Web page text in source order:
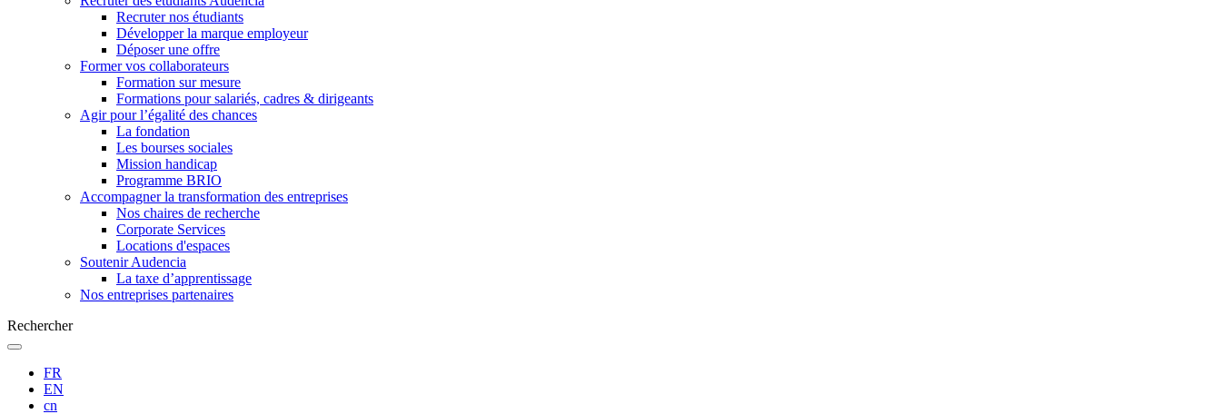
Recruter nos étudiants
Développer la marque employeur
Déposer une offre
Former vos collaborateurs
Formation sur mesure
Formations pour salariés, cadres & dirigeants
Agir pour l’égalité des chances
La fondation
Les bourses sociales
Mission handicap
Programme BRIO
Accompagner la transformation des entreprises
Nos chaires de recherche
Corporate Services
Locations d'espaces
Soutenir Audencia
La taxe d’apprentissage
Nos entreprises partenaires
Rechercher
FR
EN
cn